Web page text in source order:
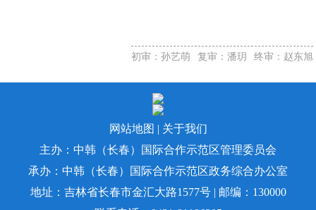
初审：孙艺萌 复审：潘玥 终审：赵东旭
网站地图 | 关于我们
主办：中韩（长春）国际合作示范区管理委员会
承办：中韩（长春）国际合作示范区政务综合办公室
地址：吉林省长春市金汇大路1577号 | 邮编：130000